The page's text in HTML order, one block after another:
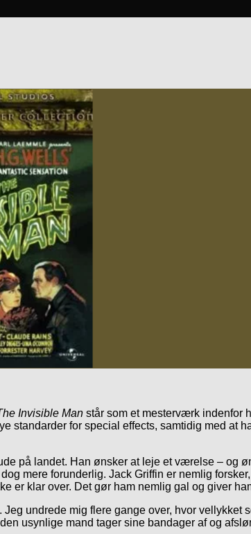
Invisible Man står som et mesterværk indenfor
standarder for special effects, samtidig med at
på landet. Han ønsker at leje et værelse –
mere forunderlig. Jack Griffin er nemlig
er klar over. Det gør ham nemlig gal og giver
undrede mig flere gange over, hvor
usynlige mand tager sine bandager af og